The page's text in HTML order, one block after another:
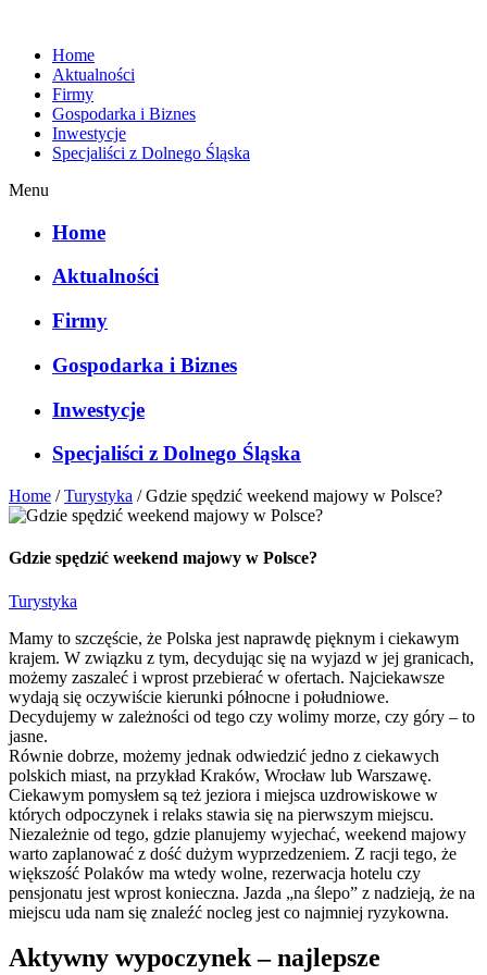
Home
Aktualności
Firmy
Gospodarka i Biznes
Inwestycje
Specjaliści z Dolnego Śląska
Menu
Home
Aktualności
Firmy
Gospodarka i Biznes
Inwestycje
Specjaliści z Dolnego Śląska
Home /Turystyka /Gdzie spędzić weekend majowy w Polsce?
Gdzie spędzić weekend majowy w Polsce?
Turystyka
Mamy to szczęście, że Polska jest naprawdę pięknym i ciekawym
krajem. W związku z tym, decydując się na wyjazd w jej granicach,
możemy zaszaleć i wprost przebierać w ofertach. Najciekawsze
wydają się oczywiście kierunki północne i południowe.
Decydujemy w zależności od tego czy wolimy morze, czy góry – to
jasne.
Równie dobrze, możemy jednak odwiedzić jedno z ciekawych
polskich miast, na przykład Kraków, Wrocław lub Warszawę.
Ciekawym pomysłem są też jeziora i miejsca uzdrowiskowe w
których odpoczynek i relaks stawia się na pierwszym miejscu.
Niezależnie od tego, gdzie planujemy wyjechać, weekend majowy
warto zaplanować z dość dużym wyprzedzeniem. Z racji tego, że
większość Polaków ma wtedy wolne, rezerwacja hotelu czy
pensjonatu jest wprost konieczna. Jazda „na ślepo” z nadzieją, że na
miejscu uda nam się znaleźć nocleg jest co najmniej ryzykowna.
Aktywny wypoczynek – najlepsze